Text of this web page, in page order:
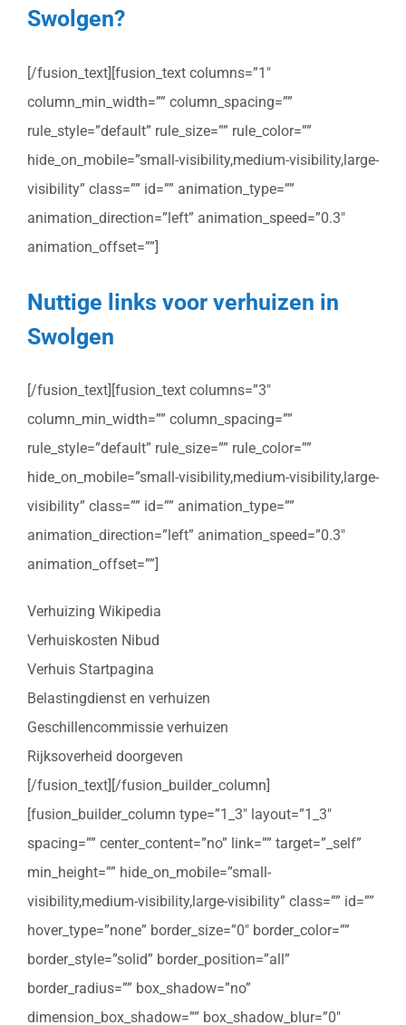
Swolgen?
[/fusion_text][fusion_text columns=”1″
column_min_width=”” column_spacing=””
rule_style=”default” rule_size=”” rule_color=””
hide_on_mobile=”small-visibility,medium-visibility,large-
visibility” class=”” id=”” animation_type=””
animation_direction=”left” animation_speed=”0.3″
animation_offset=””]
Nuttige links voor verhuizen in
Swolgen
[/fusion_text][fusion_text columns=”3″
column_min_width=”” column_spacing=””
rule_style=”default” rule_size=”” rule_color=””
hide_on_mobile=”small-visibility,medium-visibility,large-
visibility” class=”” id=”” animation_type=””
animation_direction=”left” animation_speed=”0.3″
animation_offset=””]
Verhuizing Wikipedia
Verhuiskosten Nibud
Verhuis Startpagina
Belastingdienst en verhuizen
Geschillencommissie verhuizen
Rijksoverheid doorgeven
[/fusion_text][/fusion_builder_column]
[fusion_builder_column type=”1_3″ layout=”1_3″
spacing=”” center_content=”no” link=”” target=”_self”
min_height=”” hide_on_mobile=”small-
visibility,medium-visibility,large-visibility” class=”” id=””
hover_type=”none” border_size=”0″ border_color=””
border_style=”solid” border_position=”all”
border_radius=”” box_shadow=”no”
dimension_box_shadow=”” box_shadow_blur=”0″